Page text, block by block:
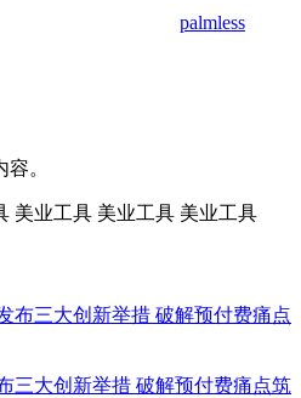
palmless
。
美业工具 美业工具 美业工具
三大创新举措 破解预付费痛点筑